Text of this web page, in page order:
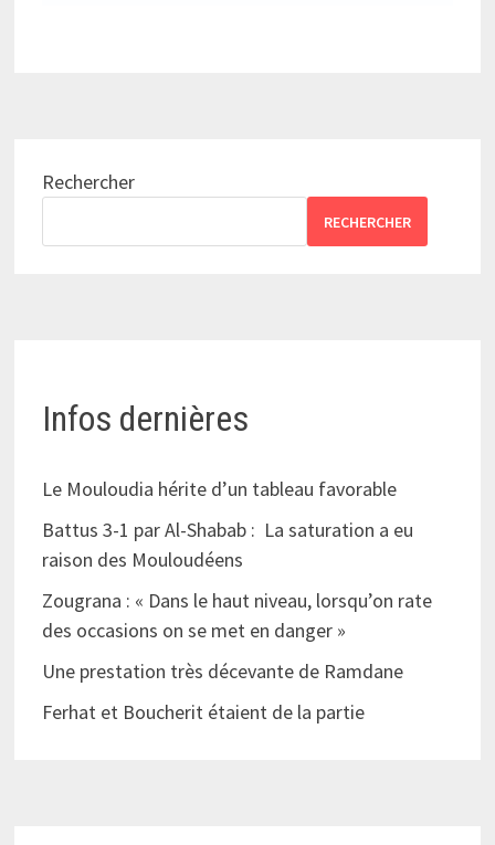
Rechercher
RECHERCHER
Infos dernières
Le Mouloudia hérite d’un tableau favorable
Battus 3-1 par Al-Shabab : La saturation a eu
raison des Mouloudéens
Zougrana : « Dans le haut niveau, lorsqu’on rate
des occasions on se met en danger »
Une prestation très décevante de Ramdane
Ferhat et Boucherit étaient de la partie